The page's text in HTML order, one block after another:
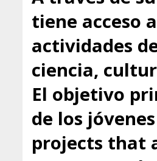
tiene acceso
actividades
ciencia,
El objetivo
de los
projects that